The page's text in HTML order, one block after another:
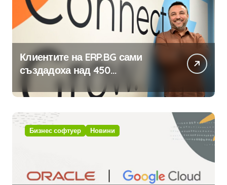
Клиентите на ERP.BG сами
създадоха над 450
приложения за ERP системата
с помощта на вградения в нея
изкуствен интелект
Бизнес софтуер Новини